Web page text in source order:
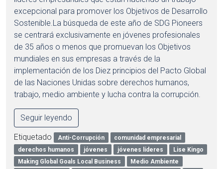
excepcional para promover los Objetivos de Desarrollo
Sostenible.La búsqueda de este año de SDG Pioneers
se centrará exclusivamente en jóvenes profesionales
de 35 años o menos que promuevan los Objetivos
mundiales en sus empresas a través de la
implementación de los Diez principios del Pacto Global
de las Naciones Unidas sobre derechos humanos,
trabajo, medio ambiente y lucha contra la corrupción.
Seguir leyendo
Etiquetado Anti-Corrupción
comunidad empresarial
derechos humanos
jóvenes jóvenes líderes
Lise Kingo
Making Global Goals Local Business
Medio Ambiente